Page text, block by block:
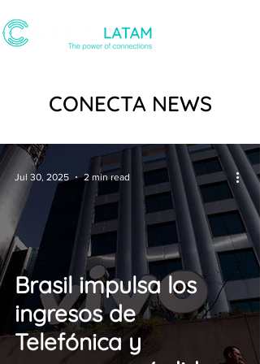
CONECTA NEWS
Brasil impulsa los
ingresos de
Telefónica y
Jul 30, 2025 2 min read